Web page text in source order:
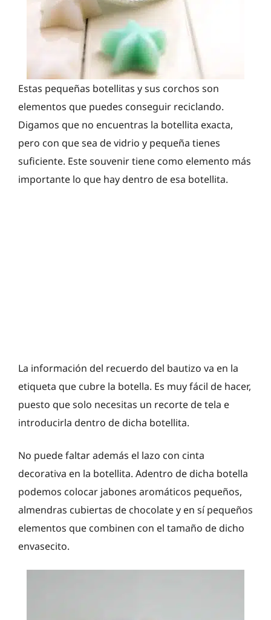
Estas pequeñas botellitas y sus corchos son
elementos que puedes conseguir reciclando.
Digamos que no encuentras la botellita exacta,
pero con que sea de vidrio y pequeña tienes
suficiente. Este souvenir tiene como elemento más
importante lo que hay dentro de esa botellita.
La información del recuerdo del bautizo va en la
etiqueta que cubre la botella. Es muy fácil de hacer,
puesto que solo necesitas un recorte de tela e
introducirla dentro de dicha botellita.
No puede faltar además el lazo con cinta
decorativa en la botellita. Adentro de dicha botella
podemos colocar jabones aromáticos pequeños,
almendras cubiertas de chocolate y en sí pequeños
elementos que combinen con el tamaño de dicho
envasecito.